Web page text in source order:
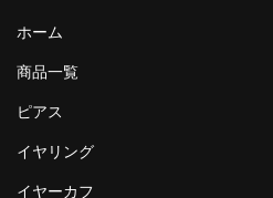
ホーム
商品一覧
ピアス
イヤリング
イヤーカフ